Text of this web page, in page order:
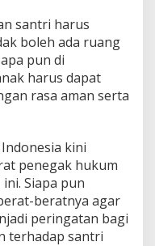
santri harus
boleh ada ruang
pun di
harus dapat
rasa aman serta
kini
penegak hukum
Siapa pun
beratnya agar
peringatan bagi
terhadap santri